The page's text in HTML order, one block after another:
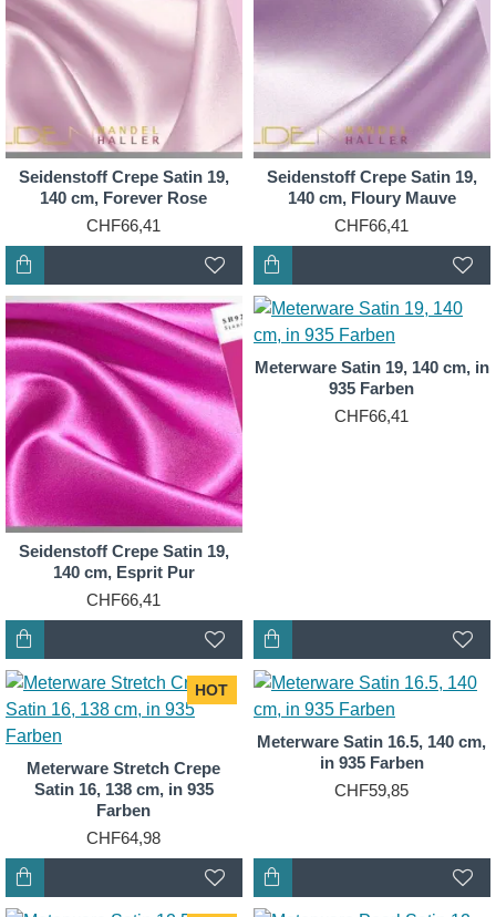
Seidenstoff Crepe Satin 19,
140 cm, Forever Rose
CHF66,41
Seidenstoff Crepe Satin 19,
140 cm, Floury Mauve
CHF66,41
Seidenstoff Crepe Satin 19,
140 cm, Esprit Pur
CHF66,41
Meterware Satin 19, 140 cm, in
935 Farben
CHF66,41
HOT
Meterware Stretch Crepe
Satin 16, 138 cm, in 935
Farben
CHF64,98
Meterware Satin 16.5, 140 cm,
in 935 Farben
CHF59,85